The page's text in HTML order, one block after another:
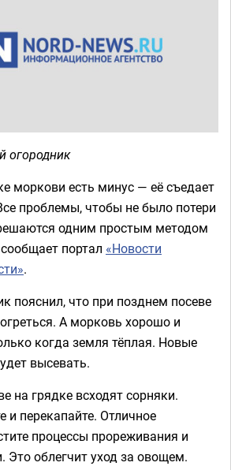
огородник
моркови есть минус — её съедает
проблемы, чтобы не было потери
одним простым методом
портал «Новости
.
пояснил, что при позднем посеве
А морковь хорошо и
когда земля тёплая. Новые
высевать.
на грядке всходят сорняки.
и перекапайте. Отличное
процессы прореживания и
Это облегчит уход за овощем.